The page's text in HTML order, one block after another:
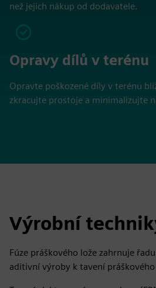
než jejich nákup od dodavatele.
Opravy dílů v terénu
Opravte poškozené díly v terénu
zkracujte prostoje a minimalizujte
Výrobní
Fúze práškového lože zahrnuje
aditivní výroby k tavení